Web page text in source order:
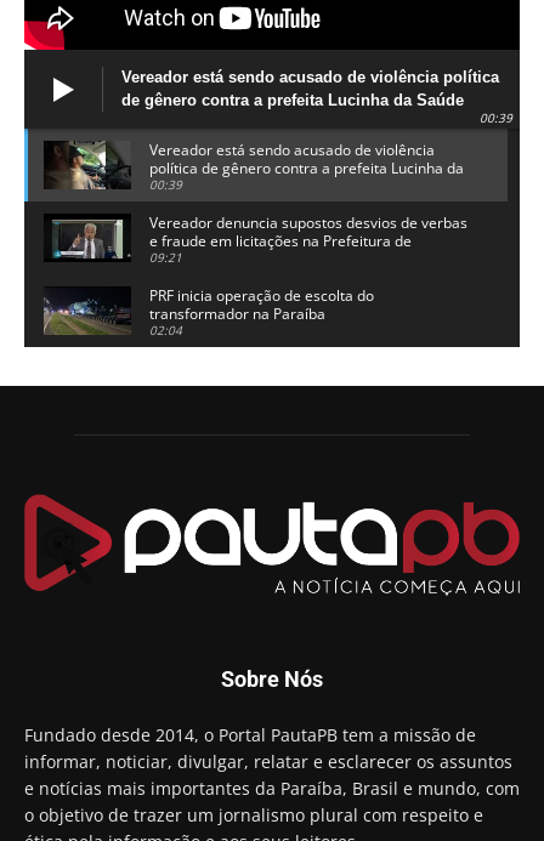
Vereador está sendo acusado de violência política
de gênero contra a prefeita Lucinha da Saúde
00:39
Vereador está sendo acusado de violência
política de gênero contra a prefeita Lucinha da
Saúde
00:39
Vereador denuncia supostos desvios de verbas
e fraude em licitações na Prefeitura de
Alhandra
09:21
PRF inicia operação de escolta do
transformador na Paraíba
02:04
candidatura a governador da Paraíba
Chapa dos sonhos: Cícero agradece a Galdino,
Arthur Lira parabeniza Karla Pimentel por sua
reeleição em Conde
00:23
Aguinaldo Ribeiro destaca apoio do PP a Hugo
preso e faz vídeo na cadeia
Hugo Motta retira projeto que permitia bancos
"confiscar" dinheiro de clientes
01:49
Descaso da gestão Panta deixa crianças e
professoras 'ilhadas' em creche
Sobre Nós
Fundado desde 2014, o Portal PautaPB tem a missão de
informar, noticiar, divulgar, relatar e esclarecer os assuntos
e notícias mais importantes da Paraíba, Brasil e mundo, com
o objetivo de trazer um jornalismo plural com respeito e